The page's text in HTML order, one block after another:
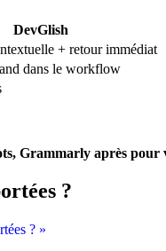
DevGlish
+ retour immédiat
dans le workflow
Grammarly après
?
? »